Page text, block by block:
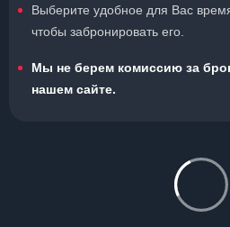
Выберите удобное для Вас
чтобы забронировать его.
Мы не берем комиссию за
нашем сайте.